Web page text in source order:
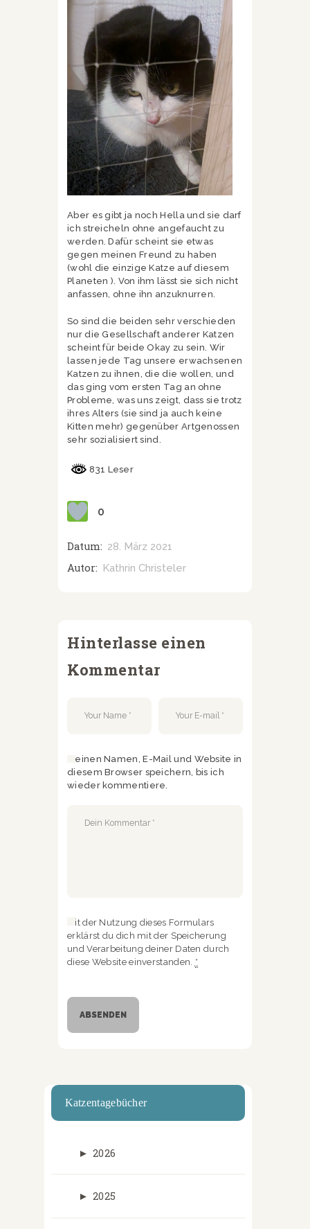
Aber es gibt ja noch Hella und sie darf
ich streicheln ohne angefaucht zu
werden. Dafür scheint sie etwas
gegen meinen Freund zu haben
(wohl die einzige Katze auf diesem
Planeten ). Von ihm lässt sie sich nicht
anfassen, ohne ihn anzuknurren.
So sind die beiden sehr verschieden
nur die Gesellschaft anderer Katzen
scheint für beide Okay zu sein. Wir
lassen jede Tag unsere erwachsenen
Katzen zu ihnen, die die wollen, und
das ging vom ersten Tag an ohne
Probleme, was uns zeigt, dass sie trotz
ihres Alters (sie sind ja auch keine
Kitten mehr) gegenüber Artgenossen
sehr sozialisiert sind.
831 Leser
0
Datum: 28. März 2021
Autor: Kathrin Christeler
Hinterlasse einen
Kommentar
Meinen Namen, E-Mail und Website in
diesem Browser speichern, bis ich
wieder kommentiere.
Mit der Nutzung dieses Formulars
erklärst du dich mit der Speicherung
und Verarbeitung deiner Daten durch
diese Website einverstanden. *
Katzentagebücher
► 2026
► 2025